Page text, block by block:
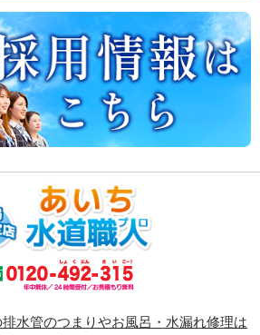
水管のつまりやお風呂・水漏れ修理は